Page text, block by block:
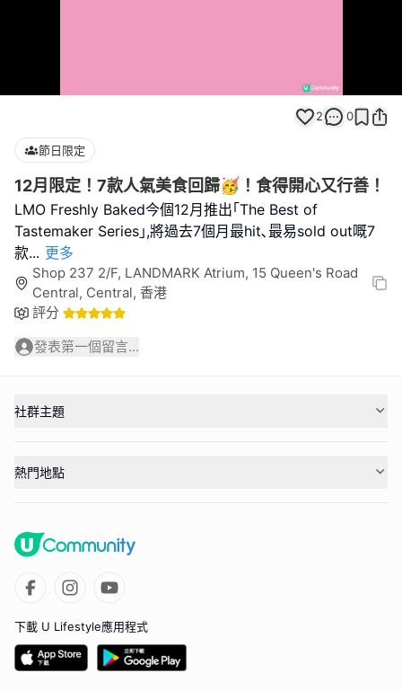
100.00%
2 0
節日限定
12月限定！7款人氣美食回歸🥳！食得開心又行善！
LMO Freshly Baked今個12月推出｢The Best of
Tastemaker Series｣,將過去7個月最hit､最易sold out嘅7
款... 更多
Shop 237 2/F, LANDMARK Atrium, 15 Queen's Road
Central, Central, 香港
評分
發表第一個留言...
社群主題
熱門地點
下載 U Lifestyle應用程式